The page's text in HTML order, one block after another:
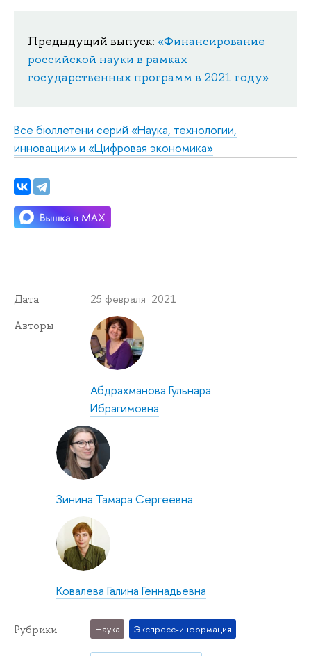
Предыдущий выпуск: «Финансирование
российской науки в рамках
государственных программ в 2021 году»
Все бюллетени серий «Наука, технологии,
инновации» и «Цифровая экономика»
Дата 25 февраля 2021
Авторы
Абдрахманова Гульнара
Ибрагимовна
Зинина Тамара Сергеевна
Ковалева Галина Геннадьевна
Рубрики Наука Экспресс-информация